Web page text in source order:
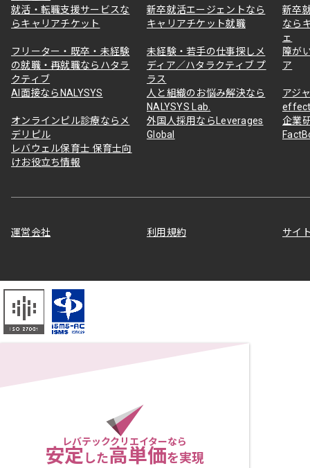
就活・転職支援サービスな
らキャリアチケット
新卒就活エージェントなら
キャリアチケット就職
新卒
なら
ェ
フリーター・既卒・未経験
の就職・再就職ならハタラ
クティブ
未経験・若手の仕事探しメ
ディア／ハタラクティブ プ
ラス
障が
ア
AI面接ならNALYSYS
人と組織のお悩み解決なら
NALYSYS Lab.
アジ
オンラインピル診療ならメ
デリピル
外国人採用ならLeverages
Global
企業
レバウェル保育士 保育士向
けお役立ち情報
運営会社 利用規約 サイ
レバテッククリエイターなら
安定した高単価を実現